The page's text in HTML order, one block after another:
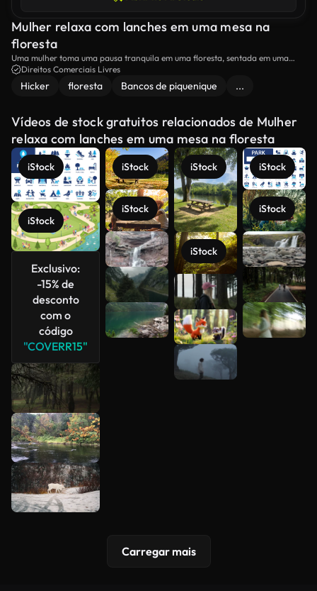
Mulher relaxa com lanches em uma mesa na
floresta
Uma mulher toma uma pausa tranquila em uma floresta, sentada em uma
mesa de madeira e desfrutando de um saco de lanches. Cercado por árvores
e beleza natural, ela desfruta do momento tranquilo. ideal para temas de
relaxamento, natureza e atividades ao ar livre.
Direitos Comerciais Livres
Hicker floresta Bancos de piquenique ...
Vídeos de stock gratuitos relacionados de Mulher
relaxa com lanches em uma mesa na floresta
iStock
iStock
Exclusivo:
-15% de
desconto
com o
código
"COVERR15"
iStock
iStock
iStock
iStock
iStock
iStock
Veja mais
Carregar mais